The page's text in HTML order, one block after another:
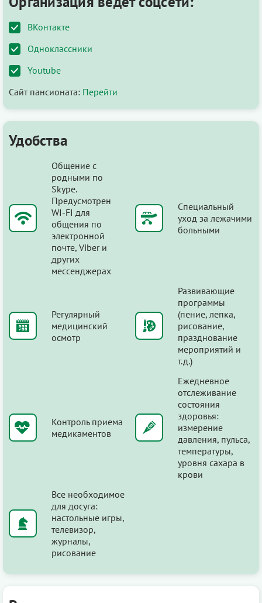
ВКонтакте
Одноклассники
Youtube
Сайт пансионата: Перейти
Удобства
Общение с
родными по
Skype.
Предусмотрен
WI-FI для
общения по
электронной
почте, Viber и
других
мессенджерах
Специальный
уход за лежачими
больными
Регулярный
медицинский
осмотр
Развивающие
программы
(пение, лепка,
рисование,
празднование
мероприятий и
т.д.)
Контроль приема
медикаментов
Ежедневное
отслеживание
состояния
здоровья:
измерение
давления, пульса,
температуры,
уровня сахара в
крови
Все необходимое
для досуга:
настольные игры,
телевизор,
журналы,
рисование